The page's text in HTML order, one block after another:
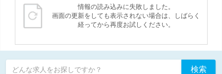
情報の読み込みに失敗しました。
画面の更新をしても表示されない場合は、しばらく
経ってから再度お試しください。
どんな求人をお探しですか？ 検索